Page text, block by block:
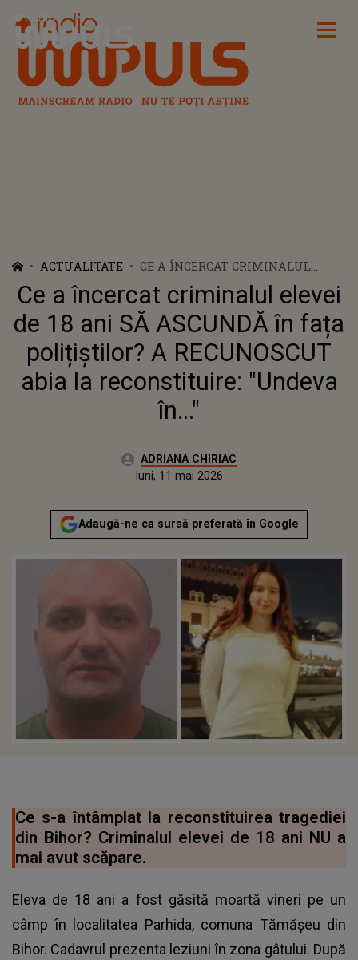
Radio Impuls
ACTUALITATE
CE A ÎNCERCAT CRIMINALUL
ELEVEI DE 18 ANI SĂ ASCUNDĂ ÎN
FAȚA POLIȚIȘTILOR? A
RECUNOSCUT ABIA LA
RECONSTITUIRE: "UNDEVA ÎN..."
Ce a încercat criminalul elevei
de 18 ani SĂ ASCUNDĂ în fața
polițiștilor? A RECUNOSCUT
abia la reconstituire: "Undeva
în..."
Autor:ADRIANA CHIRIAC
Actualizat:
luni, 11 mai 2026
Adaugă-ne ca sursă preferată în Google
Ce s-a întâmplat la reconstituirea tragediei
din Bihor? Criminalul elevei de 18 ani NU a
mai avut scăpare.
Eleva de 18 ani a fost găsită moartă vineri pe un
câmp în localitatea Parhida, comuna Tămășeu din
Bihor. Cadavrul prezenta leziuni în zona gâtului. După